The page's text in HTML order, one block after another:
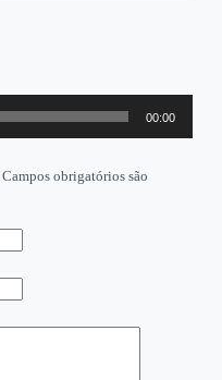
00:00
Campos obrigatórios são